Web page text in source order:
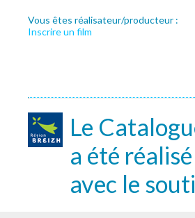
Vous êtes réalisateur/producteur :
Inscrire un film
Le
a été réalisé
avec le